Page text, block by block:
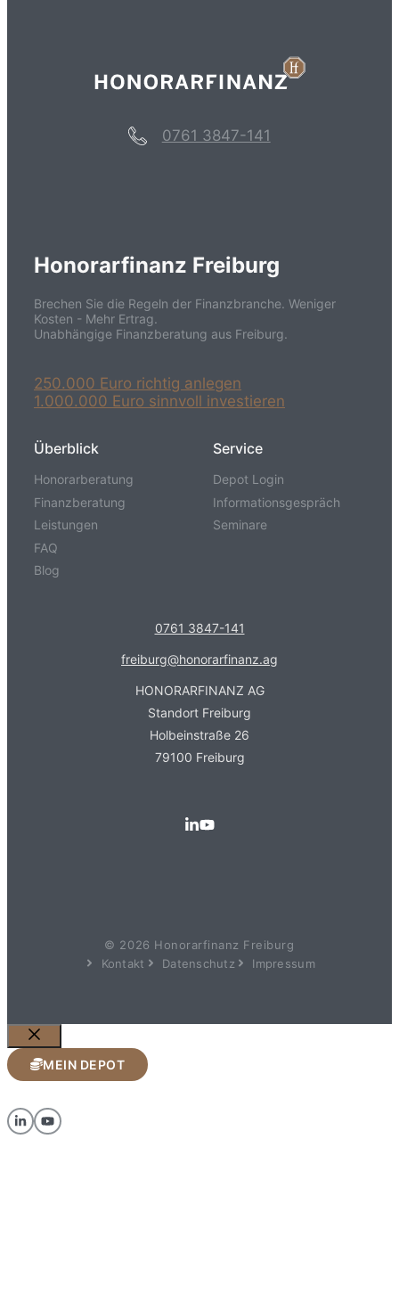
0761 3847-141
Honorarfinanz Freiburg
Brechen Sie die Regeln der Finanzbranche. Weniger
Kosten - Mehr Ertrag.
Unabhängige Finanzberatung aus Freiburg.
250.000 Euro richtig anlegen
1.000.000 Euro sinnvoll investieren
Überblick
Honorarberatung
Finanzberatung
Leistungen
FAQ
Blog
Service
Depot Login
Informationsgespräch
Seminare
0761 3847-141
freiburg@honorarfinanz.ag
HONORARFINANZ AG
Standort Freiburg
Holbeinstraße 26
79100 Freiburg
© 2026 Honorarfinanz Freiburg
Kontakt
Datenschutz Impressum
Schließen
MEIN DEPOT